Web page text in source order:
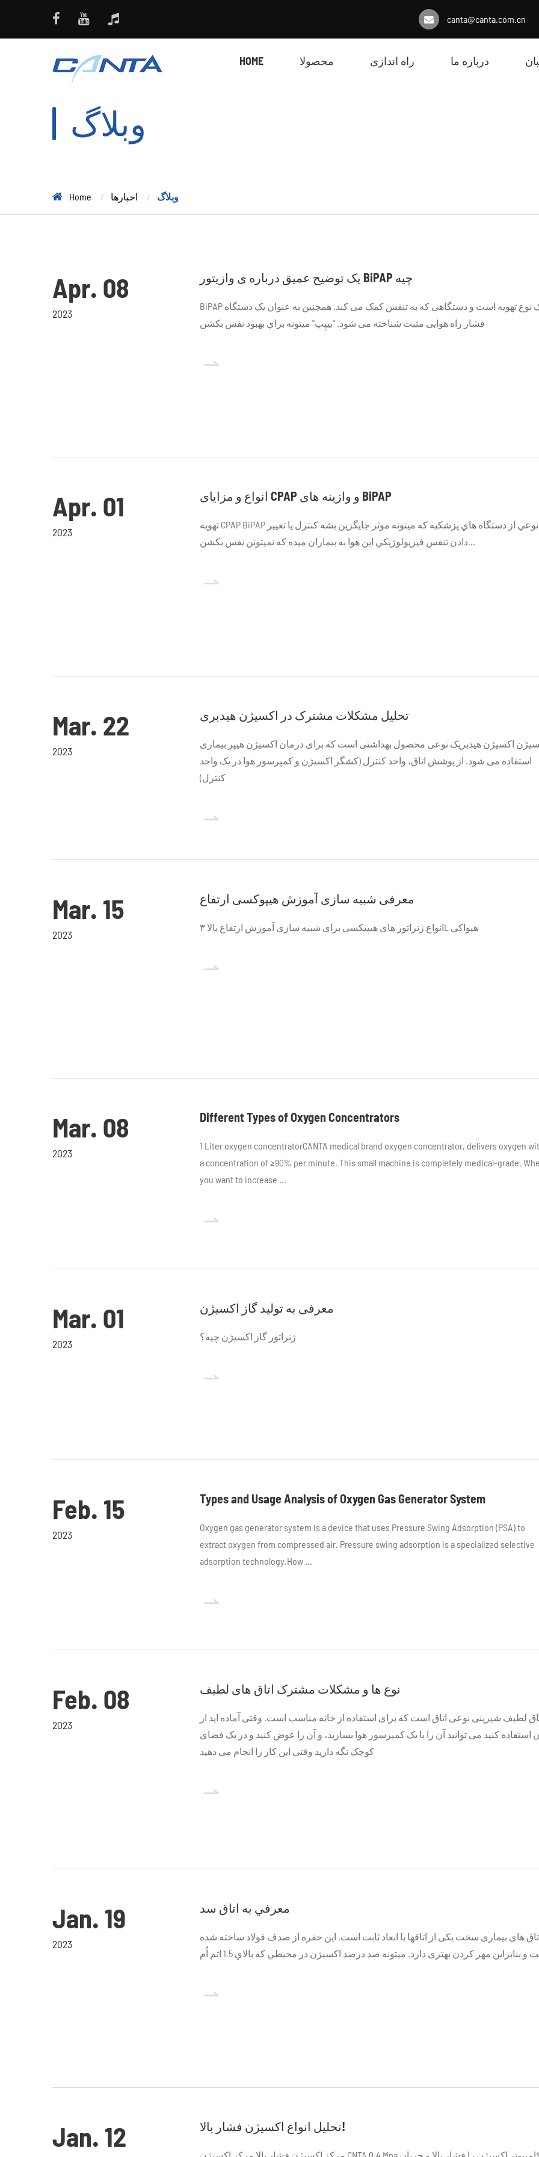
canta@canta.com.cn
HOME محصولا راه اندازی درباره ما
وبلاگ
Home اخبارها وبلاگ
Apr. 08
2023
یک توضیح عمیق درباره ی وازیتور BiPAP چیه
BiPAP یک نوع تهویه است و دستگاهی که به تنفس کمک می کند. همچنین به عنوان یک دستگاه
فشار راه هوایی مثبت شناخته می شود. "بيپِپ" ميتونه براي بهبود نفس بکشن

Apr. 01
2023
انواع و مزایای CPAP و وازینه های BiPAP
تهويه CPAP BiPAP نوعي از دستگاه هاي پزشکيه که ميتونه موثر جايگزين بشه کنترل يا تغيير
دادن تنفس فيزيولوژيکي اين هوا به بيماران ميده که نميتونن نفس بکشن...

Mar. 22
2023
تحلیل مشکلات مشترک در اکسیژن هیدبری
اکسیژن هیدبریک نوعی محصول بهداشتی است که برای درمان اکسیژن هیپر بیماری
استفاده می شود. از پوشش اتاق، واحد کنترل (کشگر اکسیژن و کمپرسور هوا در یک واحد
کنترل)

Mar. 15
2023
معرفی شبیه سازی آموزش هیپوکسی ارتفاع
انواع ژنراتور های هیپیکسی برای شبیه سازی آموزش ارتفاع بالا ۳L هیواکی

Mar. 08
2023
Different Types of Oxygen Concentrators
1 Liter oxygen concentratorCANTA medical brand oxygen concentrator, delivers oxygen
a concentration of ≥90% per minute. This small machine is completely medical-grade.
you want to increase ...

Mar. 01
2023
معرفی به تولید گاز اکسیژن
ژنراتور گاز اکسیژن چیه؟

Feb. 15
2023
Types and Usage Analysis of Oxygen Gas Generator System
Oxygen gas generator system is a device that uses Pressure Swing Adsorption (PSA) to
extract oxygen from compressed air. Pressure swing adsorption is a specialized selective
adsorption technology.How ...

Feb. 08
2023
نوع ها و مشکلات مشترک اتاق های لطیف
لطیف شیرینی نوعی اتاق است که برای استفاده از خانه مناسب است. وقتی آماده اید از
استفاده کنید می توانید آن را با یک کمپرسور هوا بسازید، و آن را عوض کنید و در یک فضای
کوچک نگه دارید وقتی این کار را انجام می دهید

Jan. 19
2023
معرفي به اتاق سد
های بیماری سخت یکی از اتاقها با ابعاد ثابت است. این حفره از صدف فولاد ساخته شده
و بنابراین مهر کردن بهتری دارد. ميتونه صد درصد اکسيژن در محيطي که بالاي 1.5 اتم اُم

Jan. 12 تحلیل انواع اکسیژن فشار بالا!